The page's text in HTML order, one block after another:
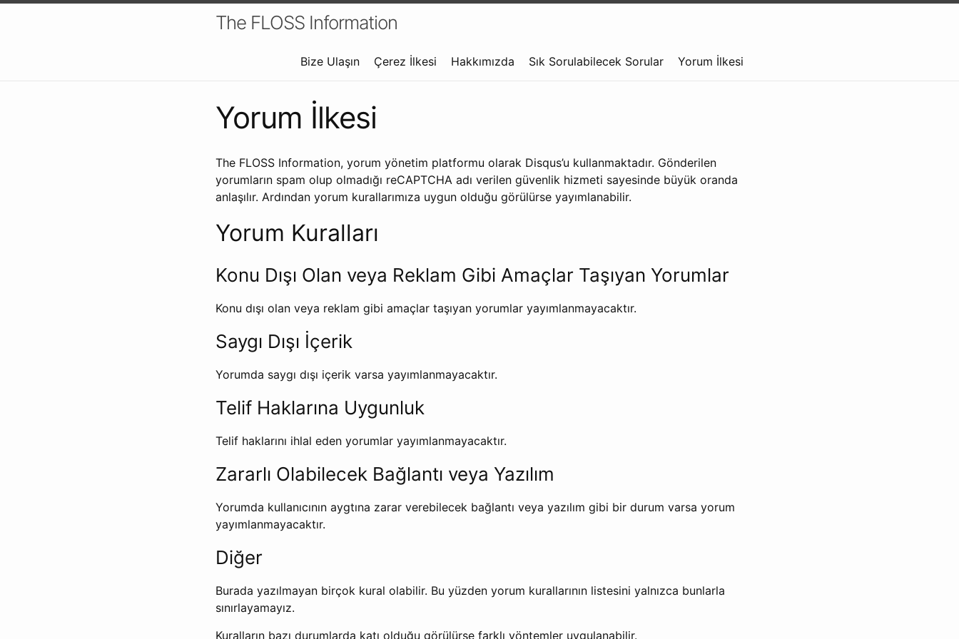
The FLOSS Information
Bize Ulaşın Çerez İlkesi Hakkımızda Sık Sorulabilecek Sorular Yorum İlkesi
Yorum İlkesi
The FLOSS Information, yorum yönetim platformu olarak Disqus’u kullanmaktadır. Gönderilen
yorumların spam olup olmadığı reCAPTCHA adı verilen güvenlik hizmeti sayesinde büyük oranda
anlaşılır. Ardından yorum kurallarımıza uygun olduğu görülürse yayımlanabilir.
Yorum Kuralları
Konu Dışı Olan veya Reklam Gibi Amaçlar Taşıyan Yorumlar
Konu dışı olan veya reklam gibi amaçlar taşıyan yorumlar yayımlanmayacaktır.
Saygı Dışı İçerik
Yorumda saygı dışı içerik varsa yayımlanmayacaktır.
Telif Haklarına Uygunluk
Telif haklarını ihlal eden yorumlar yayımlanmayacaktır.
Zararlı Olabilecek Bağlantı veya Yazılım
Yorumda kullanıcının aygtına zarar verebilecek bağlantı veya yazılım gibi bir durum varsa yorum
yayımlanmayacaktır.
Diğer
Burada yazılmayan birçok kural olabilir. Bu yüzden yorum kurallarının listesini yalnızca bunlarla
sınırlayamayız.
Kuralların bazı durumlarda katı olduğu görülürse farklı yöntemler uygulanabilir.